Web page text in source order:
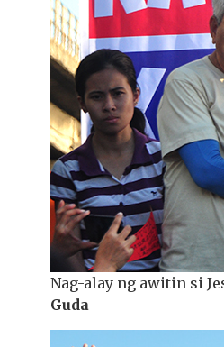
Nag-alay ng awitin si
Guda